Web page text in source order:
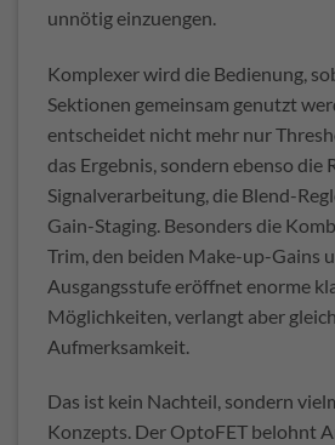
unnötig einzuengen.
Komplexer wird die Bedienung,
Sektionen gemeinsam genutzt
entscheidet nicht mehr nur
das Ergebnis, sondern ebenso die
Signalverarbeitung, die Blend-
Gain-Staging. Besonders die
Trim, den beiden Make-up-Gains
Ausgangsstufe eröffnet enorme
Möglichkeiten, verlangt aber
Aufmerksamkeit.
Das ist kein Nachteil, sondern
Konzepts. Der OptoFET belohnt